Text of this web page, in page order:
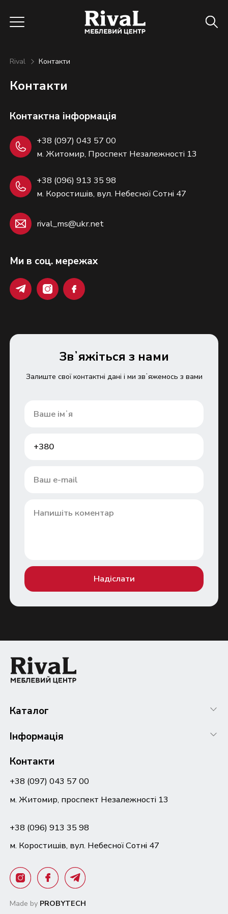
Rival Контакти
Контакти
Контактна інформація
+38 (097) 043 57 00
м. Житомир, Проспект Незалежності 13
+38 (096) 913 35 98
м. Коростишів, вул. Небесної Сотні 47
rival_ms@ukr.net
Ми в соц. мережах
Звʼяжіться з нами
Залиште свої контактні дані і ми звʼяжемось з вами
Надіслати
Каталог
Інформація
Контакти
+38 (097) 043 57 00
м. Житомир, проспект Незалежності 13
+38 (096) 913 35 98
м. Коростишів, вул. Небесної Сотні 47
Made by PROBYTECH